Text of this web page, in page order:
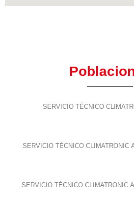
SERVICIO TÉCNICO
SERVICIO TÉCNICO CLIMATRONIC
SERVICIO TÉCNICO CLIMATRONIC